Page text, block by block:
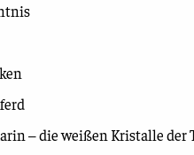
– die weißen Kristalle der